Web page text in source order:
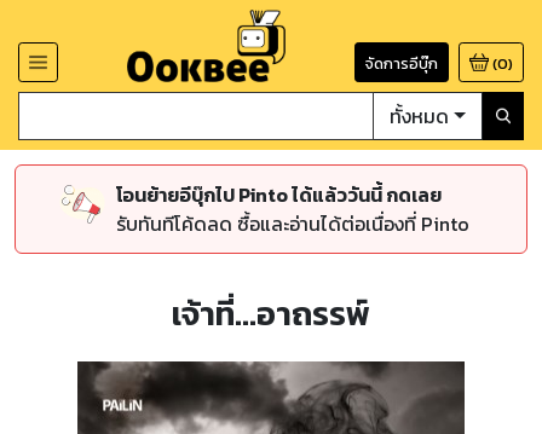
จัดการอีบุ๊ก (0)
ทั้งหมด
โอนย้ายอีบุ๊กไป Pinto ได้แล้ววันนี้ กดเลย
รับทันทีโค้ดลด ซื้อและอ่านได้ต่อเนื่องที่ Pinto
เจ้าที่...อาถรรพ์